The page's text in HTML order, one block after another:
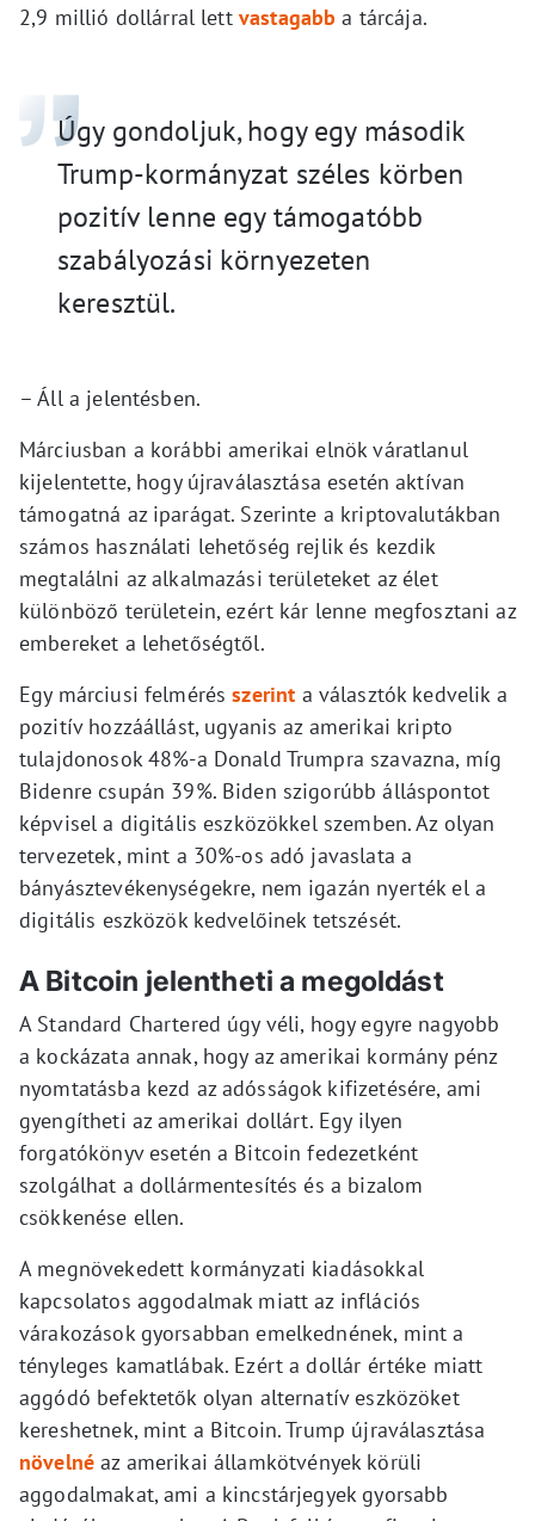
2,9 millió dollárral lett vastagabb a tárcája.
Úgy gondoljuk, hogy egy második
Trump-kormányzat széles körben
pozitív lenne egy támogatóbb
szabályozási környezeten
keresztül.
– Áll a jelentésben.
Márciusban a korábbi amerikai elnök váratlanul
kijelentette, hogy újraválasztása esetén aktívan
támogatná az iparágat. Szerinte a kriptovalutákban
számos használati lehetőség rejlik és kezdik
megtalálni az alkalmazási területeket az élet
különböző területein, ezért kár lenne megfosztani az
embereket a lehetőségtől.
Egy márciusi felmérésszerint a választók kedvelik a
pozitív hozzáállást, ugyanis az amerikai kripto
tulajdonosok 48%-a Donald Trumpra szavazna, míg
Bidenre csupán 39%. Biden szigorúbb álláspontot
képvisel a digitális eszközökkel szemben. Az olyan
tervezetek, mint a 30%-os adó javaslata a
bányásztevékenységekre, nem igazán nyerték el a
digitális eszközök kedvelőinek tetszését.
A Bitcoin jelentheti a megoldást
A Standard Chartered úgy véli, hogy egyre nagyobb
a kockázata annak, hogy az amerikai kormány pénz
nyomtatásba kezd az adósságok kifizetésére, ami
gyengítheti az amerikai dollárt. Egy ilyen
forgatókönyv esetén a Bitcoin fedezetként
szolgálhat a dollármentesítés és a bizalom
csökkenése ellen.
A megnövekedett kormányzati kiadásokkal
kapcsolatos aggodalmak miatt az inflációs
várakozások gyorsabban emelkednének, mint a
tényleges kamatlábak. Ezért a dollár értéke miatt
aggódó befektetők olyan alternatív eszközöket
kereshetnek, mint a Bitcoin. Trump újraválasztása
növelné az amerikai államkötvények körüli
aggodalmakat, ami a kincstárjegyek gyorsabb